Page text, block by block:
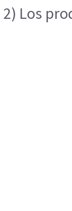
2) Los